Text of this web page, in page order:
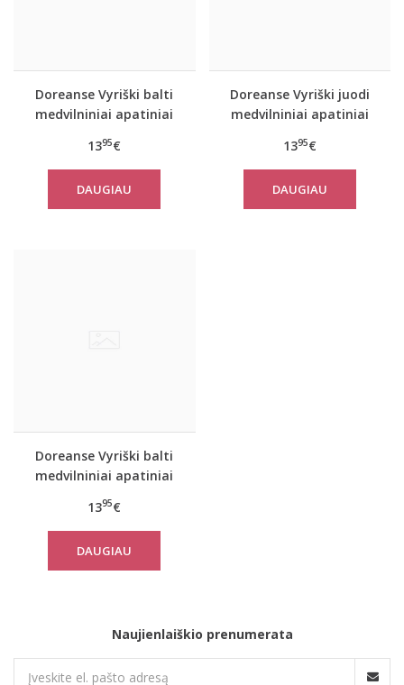
Doreanse Vyriški balti
medvilniniai apatiniai
1395€
DAUGIAU
Doreanse Vyriški juodi
medvilniniai apatiniai
1395€
DAUGIAU
Doreanse Vyriški balti
medvilniniai apatiniai
1395€
DAUGIAU
Naujienlaiškio prenumerata